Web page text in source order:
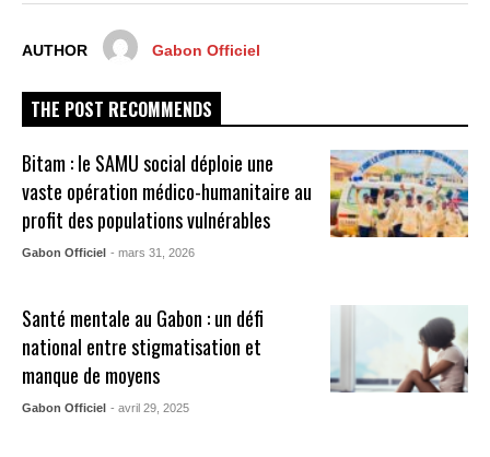
AUTHOR Gabon Officiel
THE POST RECOMMENDS
Bitam : le SAMU social déploie une
vaste opération médico-humanitaire au
profit des populations vulnérables
Gabon Officiel - mars 31, 2026
Santé mentale au Gabon : un défi
national entre stigmatisation et
manque de moyens​
Gabon Officiel - avril 29, 2025